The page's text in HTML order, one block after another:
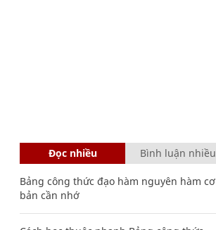
Đọc nhiều Bình luận nhiều
Bảng công thức đạo hàm nguyên hàm cơ
bản cần nhớ